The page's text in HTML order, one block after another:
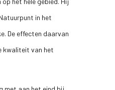
in het
De effecten daarvan
kwaliteit van het